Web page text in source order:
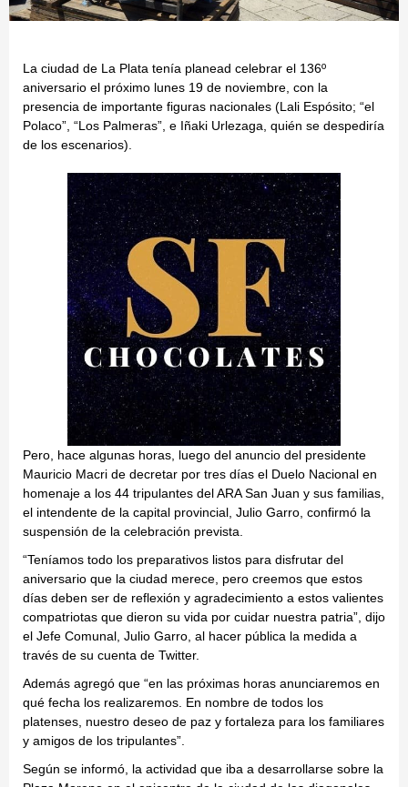
La ciudad de La Plata tenía planead celebrar el 136º
aniversario el próximo lunes 19 de noviembre, con la
presencia de importante figuras nacionales (Lali Espósito; “el
Polaco”, “Los Palmeras”, e Iñaki Urlezaga, quién se despediría
de los escenarios).
Pero, hace algunas horas, luego del anuncio del presidente
Mauricio Macri de decretar por tres días el Duelo Nacional en
homenaje a los 44 tripulantes del ARA San Juan y sus familias,
el intendente de la capital provincial, Julio Garro, confirmó la
suspensión de la celebración prevista.
“Teníamos todo los preparativos listos para disfrutar del
aniversario que la ciudad merece, pero creemos que estos
días deben ser de reflexión y agradecimiento a estos valientes
compatriotas que dieron su vida por cuidar nuestra patria”, dijo
el Jefe Comunal, Julio Garro, al hacer pública la medida a
través de su cuenta de Twitter.
Además agregó que “en las próximas horas anunciaremos en
qué fecha los realizaremos. En nombre de todos los
platenses, nuestro deseo de paz y fortaleza para los familiares
y amigos de los tripulantes”.
Según se informó, la actividad que iba a desarrollarse sobre la